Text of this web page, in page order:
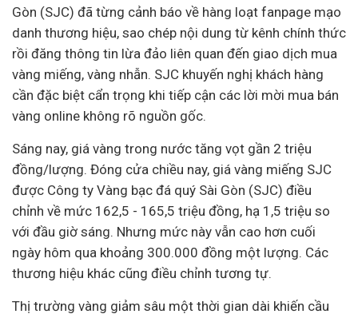
Gòn (SJC) đã từng cảnh báo về hàng loạt fanpage mạo
danh thương hiệu, sao chép nội dung từ kênh chính thức
rồi đăng thông tin lừa đảo liên quan đến giao dịch mua
vàng miếng, vàng nhẫn. SJC khuyến nghị khách hàng
cần đặc biệt cẩn trọng khi tiếp cận các lời mời mua bán
vàng online không rõ nguồn gốc.
Sáng nay, giá vàng trong nước tăng vọt gần 2 triệu
đồng/lượng. Đóng cửa chiều nay, giá vàng miếng SJC
được Công ty Vàng bạc đá quý Sài Gòn (SJC) điều
chỉnh về mức 162,5 - 165,5 triệu đồng, hạ 1,5 triệu so
với đầu giờ sáng. Nhưng mức này vẫn cao hơn cuối
ngày hôm qua khoảng 300.000 đồng một lượng. Các
thương hiệu khác cũng điều chỉnh tương tự.
Thị trường vàng giảm sâu một thời gian dài khiến cầu